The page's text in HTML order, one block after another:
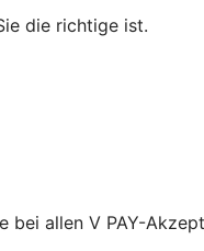
die richtige ist.
allen V PAY-